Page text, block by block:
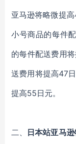
亚马逊将略微提
小号商品的每件
的每件配送费用
送费用将提高47
提高55日元。
二、 日本站亚马